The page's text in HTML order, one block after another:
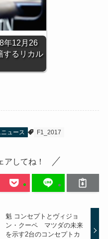
年12月26
するリカル
ュース F1_2017
アしてね！
魁 コンセプトとヴィジョ
ン・クーペ マツダの未来
を示す2台のコンセプトカ